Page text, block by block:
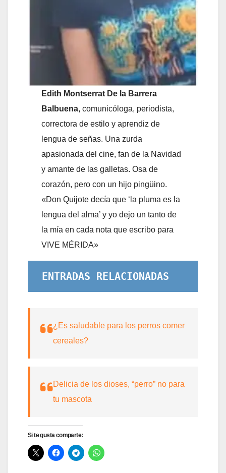
Edith Montserrat De la Barrera
Balbuena, comunicóloga, periodista,
correctora de estilo y aprendiz de
lengua de señas. Una zurda
apasionada del cine, fan de la Navidad
y amante de las galletas. Osa de
corazón, pero con un hijo pingüino.
«Don Quijote decía que ‘la pluma es la
lengua del alma’ y yo dejo un tanto de
la mía en cada nota que escribo para
VIVE MÉRIDA»
ENTRADAS RELACIONADAS
¿Es saludable para los perros comer
cereales?
Delicia de los dioses, “perro” no para
tu mascota
Si te gusta comparte: